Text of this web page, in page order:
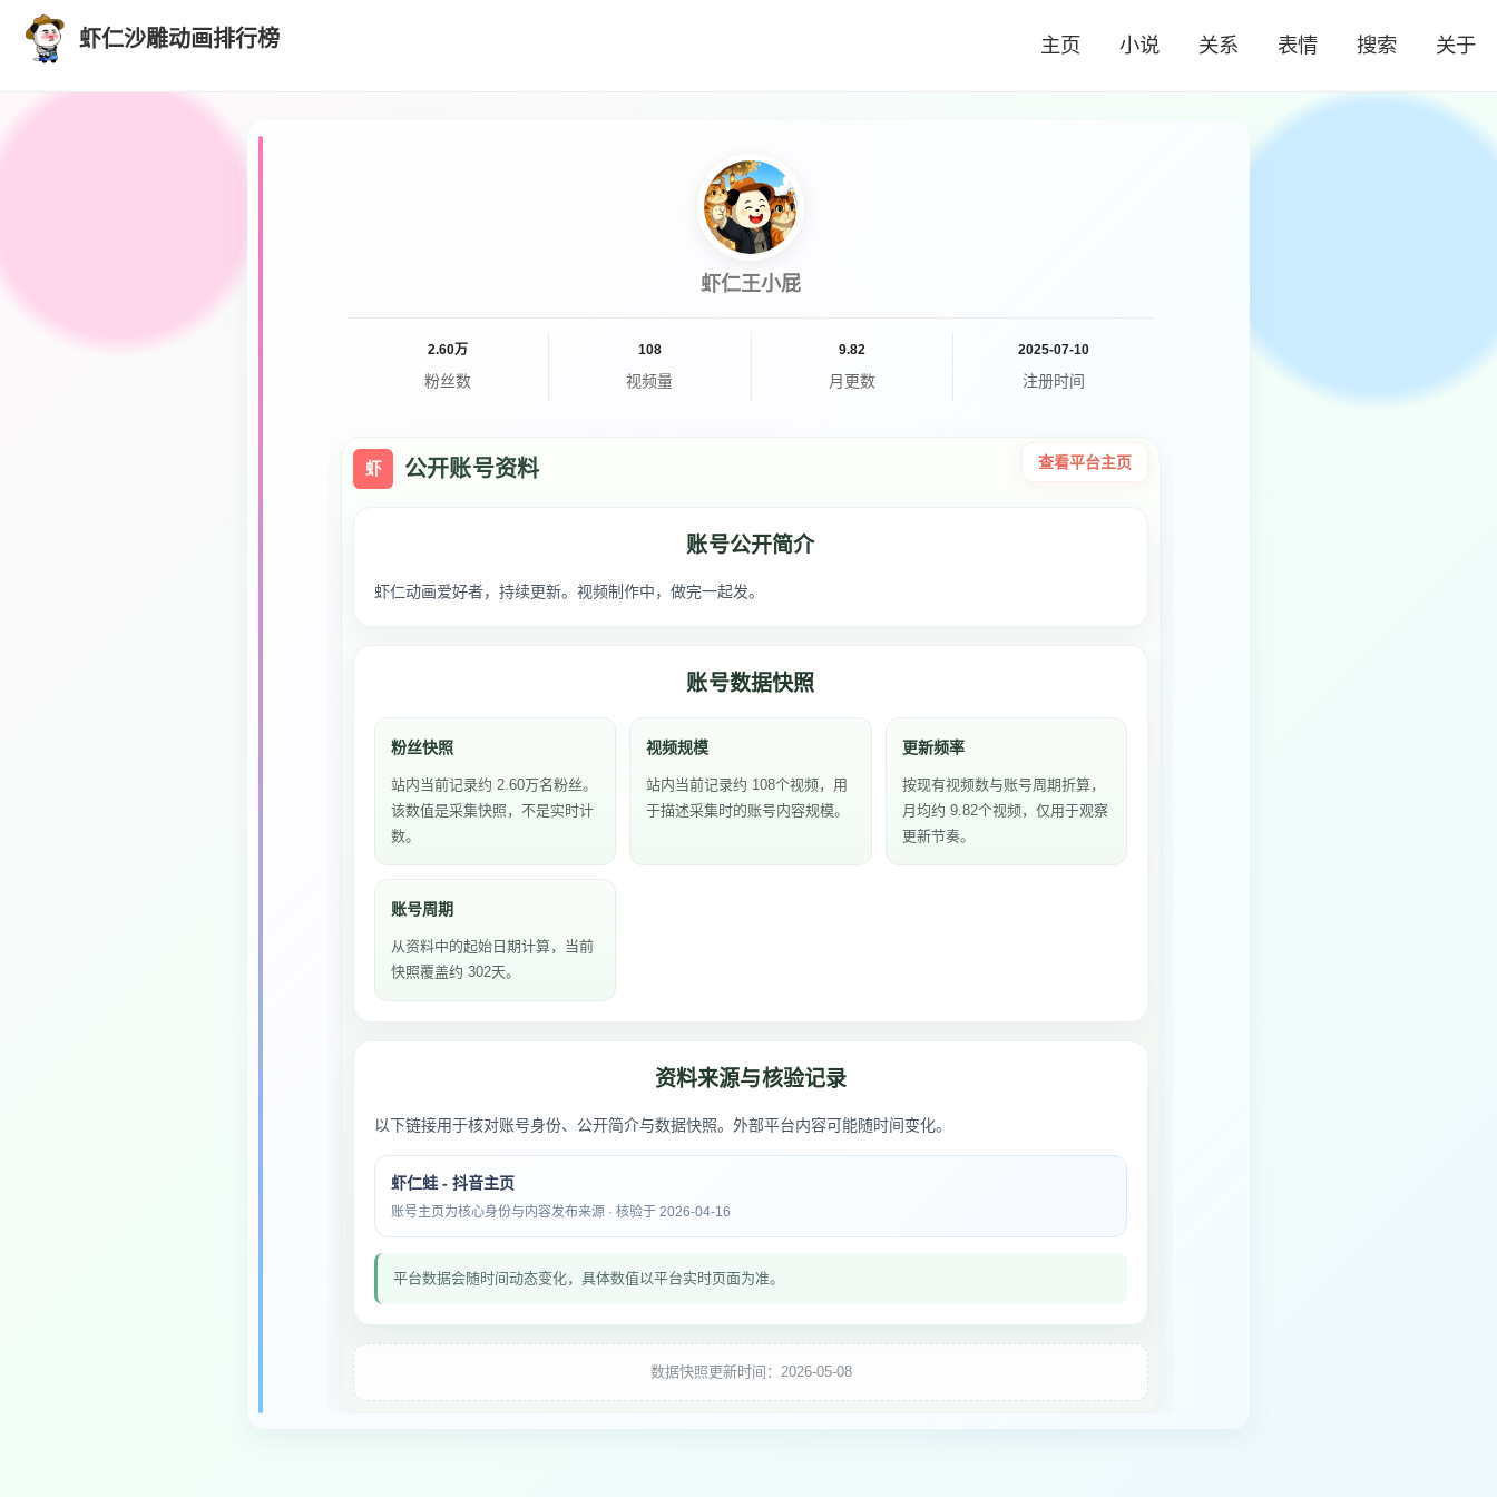
虾仁沙雕动画排行榜 主页 小说 关系 表情 搜索 关于
虾仁王小屁
2.60万
粉丝数
108
视频量
9.82
月更数
2025-07-10
注册时间
虾 公开账号资料 查看平台主页
账号公开简介
虾仁动画爱好者，持续更新。视频制作中，做完一起发。
账号数据快照
粉丝快照
站内当前记录约 2.60万名粉丝。
该数值是采集快照，不是实时计
数。
视频规模
站内当前记录约 108个视频，用
于描述采集时的账号内容规模。
更新频率
按现有视频数与账号周期折算，
月均约 9.82个视频，仅用于观察
更新节奏。
账号周期
从资料中的起始日期计算，当前
快照覆盖约 302天。
资料来源与核验记录
以下链接用于核对账号身份、公开简介与数据快照。外部平台内容可能随时间变化。
虾仁蛙 - 抖音主页
账号主页为核心身份与内容发布来源 · 核验于 2026-04-16
平台数据会随时间动态变化，具体数值以平台实时页面为准。
数据快照更新时间：2026-05-08